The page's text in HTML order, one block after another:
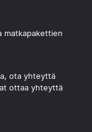
matkapakettien
ota yhteyttä
ottaa yhteyttä